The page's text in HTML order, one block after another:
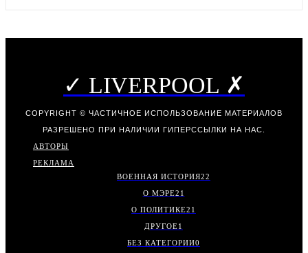
✓ LIVERPOOL ✗
COPYRIGHT © ЧАСТИЧНОЕ ИСПОЛЬЗОВАНИЕ МАТЕРИАЛОВ
РАЗРЕШЕНО ПРИ НАЛИЧИИ ГИПЕРССЫЛКИ НА НАС.
АВТОРЫ
РЕКЛАМА
ВОЕННАЯ ИСТОРИЯ22
О МЭРЕ21
О ПОЛИТИКЕ21
ДРУГОЕ1
БЕЗ КАТЕГОРИИ0